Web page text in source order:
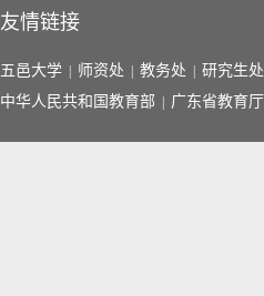
友情链接
五邑大学 师资处 教务处 研究生处
中华人民共和国教育部
广东省教育厅